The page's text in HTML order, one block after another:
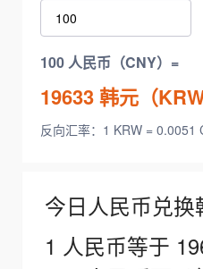
100 人民币（CNY）=
19633韩元（KRW
反向汇率：1 KRW = 0.0051
今日人民币兑换
1 人民币等于